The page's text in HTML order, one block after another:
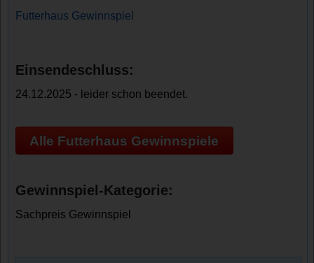
Futterhaus Gewinnspiel
Einsendeschluss:
24.12.2025 - leider schon beendet.
Alle Futterhaus Gewinnspiele
Gewinnspiel-Kategorie:
Sachpreis Gewinnspiel